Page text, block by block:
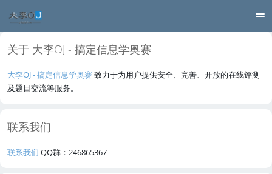
关于 大李OJ - 搞定信息学奥赛
大李OJ - 搞定信息学奥赛致力于为用户提供安全、完善、开放的在线评测
及题目交流等服务。
联系我们
联系我们 QQ群：246865367